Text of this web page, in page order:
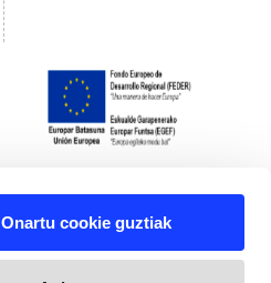
Onartu cookie guztiak